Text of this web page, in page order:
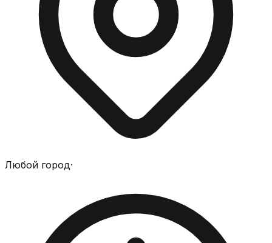
Любой город·